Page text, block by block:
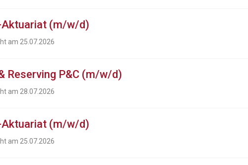
(m/w/d)
am 25.07.2026
Reserving P&C (m/w/d)
am 28.07.2026
(m/w/d)
am 25.07.2026